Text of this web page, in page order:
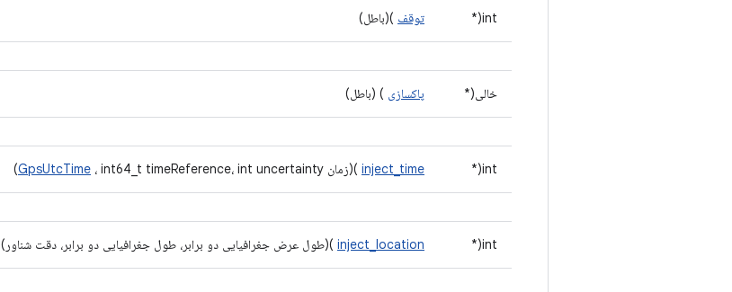
int(* توقف )(باطل)
خالی(* پاکسازی ) (باطل)
int(*
inject_time )(زمان GpsUtcTime ، int64_t timeReference، int uncertainty)
int(*
inject_location )(طول عرض جغرافیایی دو برابر، طول جغرافیایی دو برابر، دقت شناور)